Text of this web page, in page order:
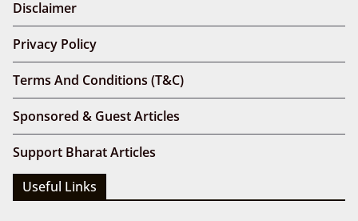
Disclaimer
Privacy Policy
Terms And Conditions (T&C)
Sponsored & Guest Articles
Support Bharat Articles
Useful Links